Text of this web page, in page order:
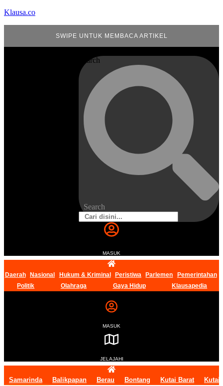
Klausa.co
SWIPE UNTUK MEMBACA ARTIKEL
Search
Search
MASUK
Daerah Nasional Hukum & Kriminal Peristiwa Parlemen
Pemerintahan
Politik
Olahraga Gaya Hidup Klausapedia
MASUK
JELAJAHI
Samarinda Balikpapan Berau Bontang Kutai Barat Kutai